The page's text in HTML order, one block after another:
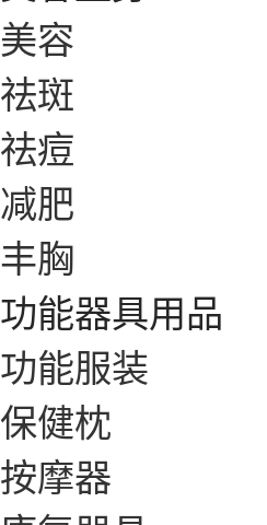
美容
祛斑
祛痘
减肥
丰胸
功能器具用品
功能服装
保健枕
按摩器